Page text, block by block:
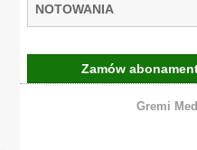
NOTOWANIA
Zamów
Gremi